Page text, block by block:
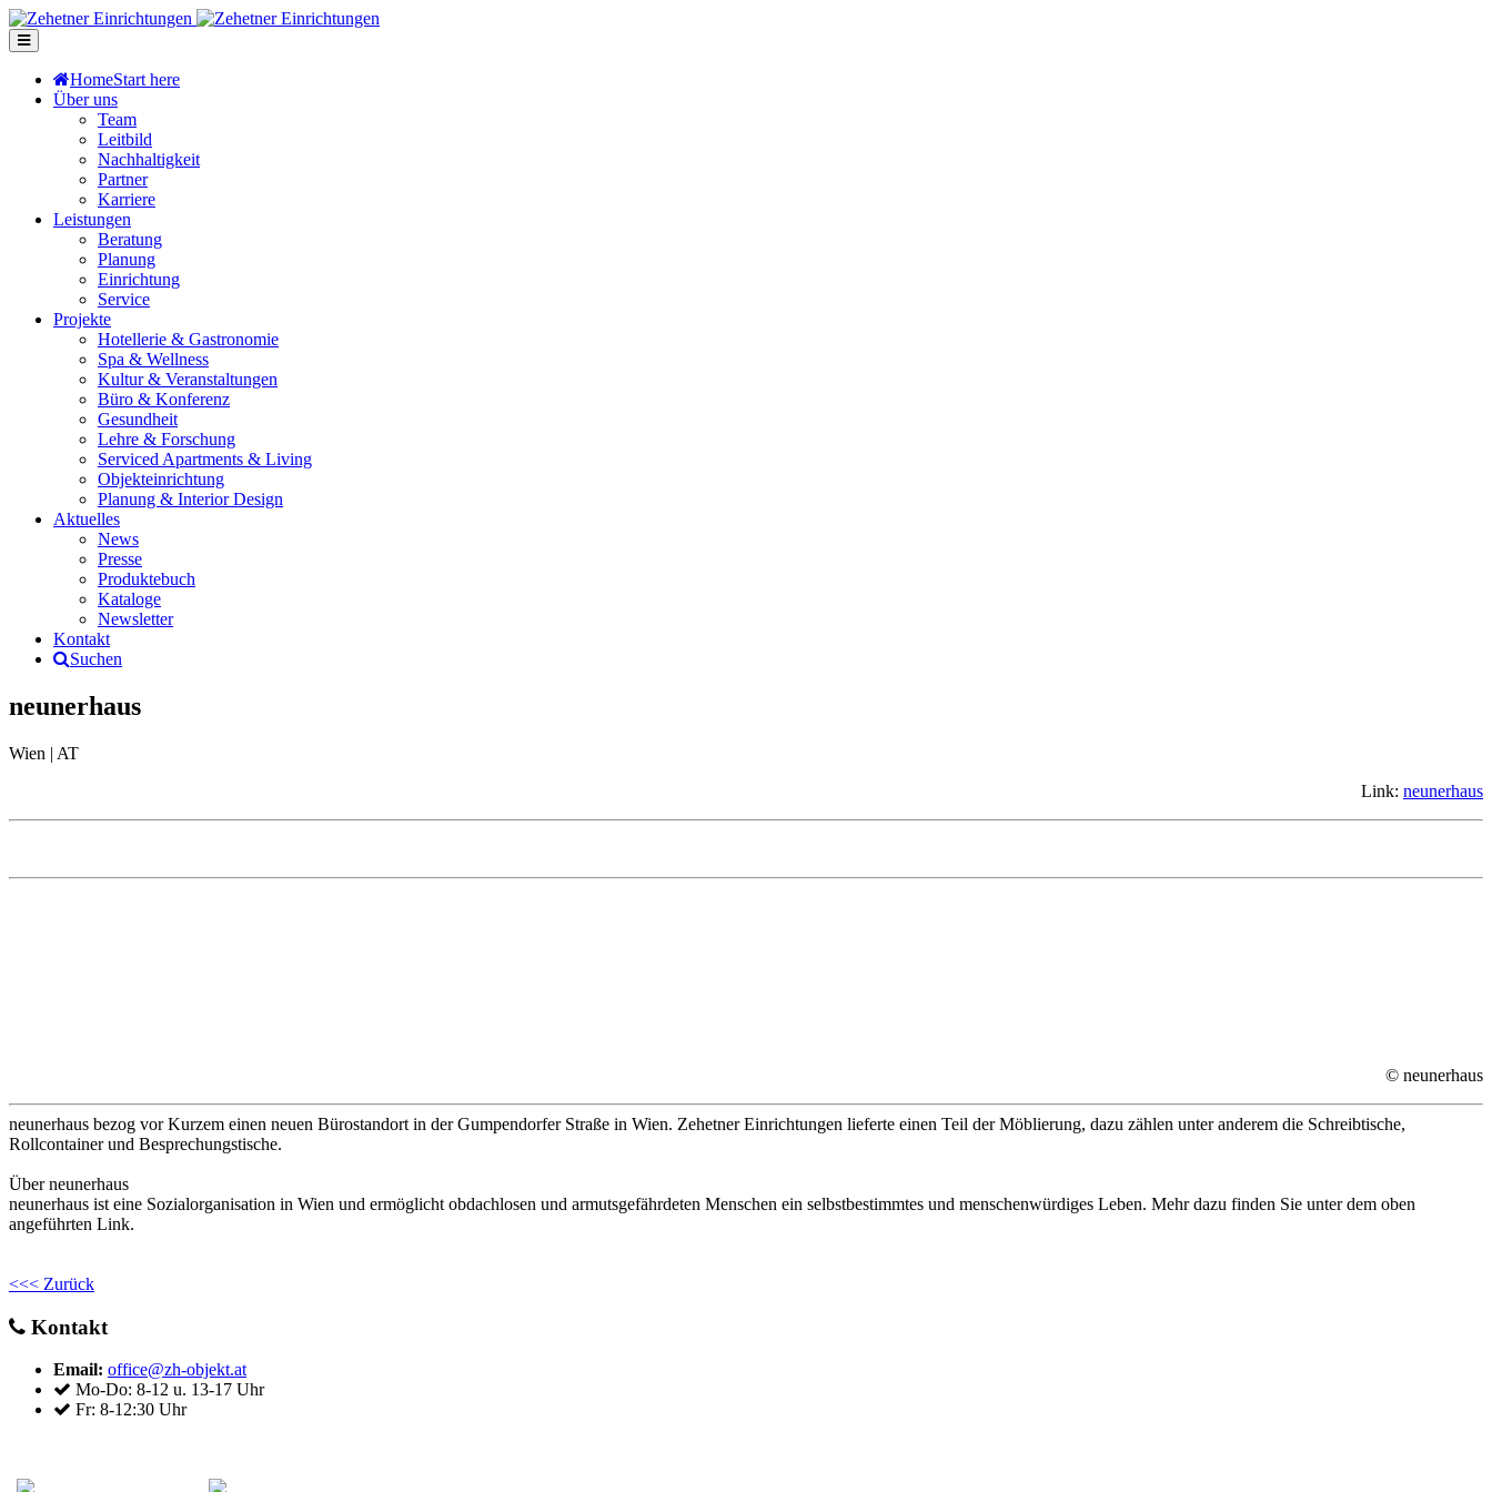
HomeStart here
Über uns
Team
Leitbild
Nachhaltigkeit
Partner
Karriere
Leistungen
Beratung
Planung
Einrichtung
Service
Projekte
Hotellerie & Gastronomie
Spa & Wellness
Kultur & Veranstaltungen
Büro & Konferenz
Gesundheit
Lehre & Forschung
Serviced Apartments & Living
Objekteinrichtung
Planung & Interior Design
Aktuelles
News
Presse
Produktebuch
Kataloge
Newsletter
Kontakt
Suchen
neunerhaus
Wien | AT
Link: neunerhaus
© neunerhaus
neunerhaus bezog vor Kurzem einen neuen Bürostandort in der Gumpendorfer Straße in Wien. Zehetner Einrichtungen lieferte einen Teil der Möblierung, dazu zählen unter anderem die Schreibtische,
Rollcontainer und Besprechungstische.
Über neunerhaus
neunerhaus ist eine Sozialorganisation in Wien und ermöglicht obdachlosen und armutsgefährdeten Menschen ein selbstbestimmtes und menschenwürdiges Leben. Mehr dazu finden Sie unter dem oben
angeführten Link.
<<< Zurück
Kontakt
Email: office@zh-objekt.at
Mo-Do: 8-12 u. 13-17 Uhr
Fr: 8-12:30 Uhr